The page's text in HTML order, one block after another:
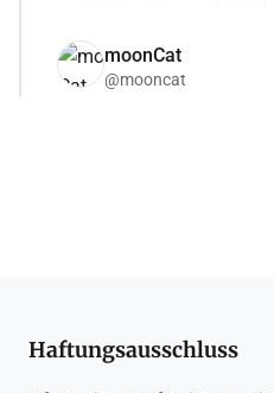
moonCat
@mooncat
Haftungsausschluss